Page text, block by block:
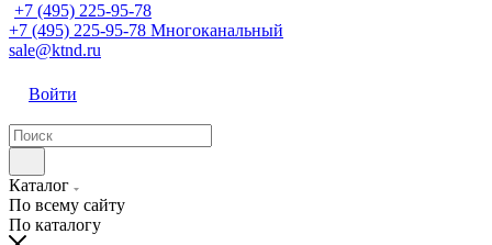
+7 (495) 225-95-78
+7 (495) 225-95-78 Многоканальный
sale@ktnd.ru
Войти
Каталог
По всему сайту
По каталогу